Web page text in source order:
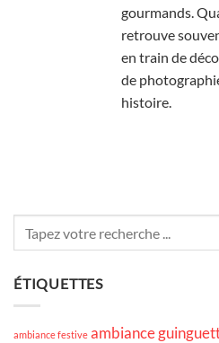
gourmands.
retrouve
en train de
de
histoire.
ÉTIQUETTES
ambiance festive ambiance